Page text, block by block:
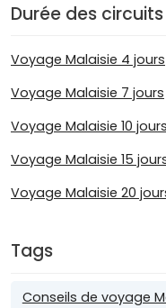
Durée des circuits
Voyage Malaisie 4 jours
Voyage Malaisie 7 jours
Voyage Malaisie 10 jours
Voyage Malaisie 15
Voyage Malaisie 20
Tags
Conseils de voyage